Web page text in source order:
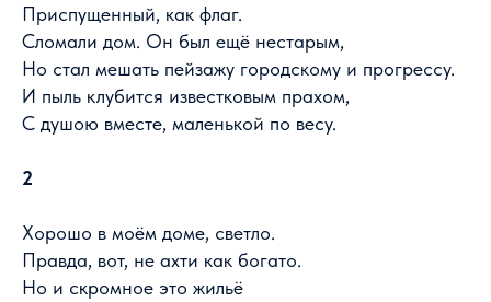
Приспущенный, как флаг.
Сломали дом. Он был ещё нестарым,
Но стал мешать пейзажу городскому и прогрессу.
И пыль клубится известковым прахом,
С душою вместе, маленькой по весу.
2
Хорошо в моём доме, светло.
Правда, вот, не ахти как богато.
Но и скромное это жильё